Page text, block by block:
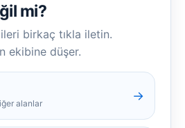
mi?
birkaç tıkla iletin.
ekibine düşer.
alanlar
→